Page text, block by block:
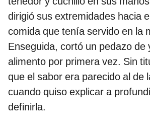
dirigió sus extremidades hacia
comida que tenía servido en la
Enseguida, cortó un pedazo de
alimento por primera vez. Sin
que el sabor era parecido al de
cuando quiso explicar a
definirla.